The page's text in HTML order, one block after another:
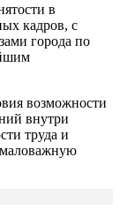
в
кадров, с
города по
возможности
внутри
труда и